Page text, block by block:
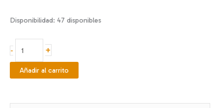
Disponibilidad: 47 disponibles
-
enlozado
L
con
+
Añadir al carrito